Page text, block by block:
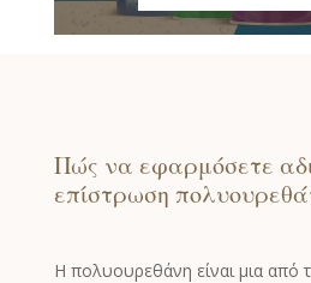
Πώς να εφαρμόσετε
επίστρωση
Η πολυουρεθάνη είναι μια από